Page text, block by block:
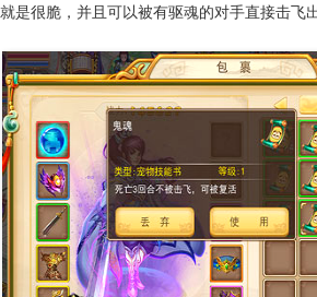
就是很脆，并且可以被有驱魂的对手直接击飞出